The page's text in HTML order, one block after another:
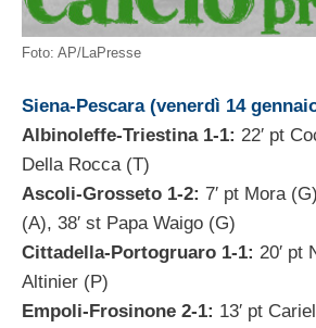
Foto: AP/LaPresse
Siena-Pescara (venerdì 14
Albinoleffe-Triestina 1-1: 22′ pt
Della Rocca (T)
Ascoli-Grosseto 1-2: 7′ pt Mora
(A), 38′ st Papa Waigo (G)
Cittadella-Portogruaro 1-1: 20′ pt
Altinier (P)
Empoli-Frosinone 2-1: 13′ pt